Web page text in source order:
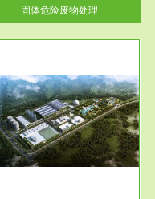
固体危险废物处理